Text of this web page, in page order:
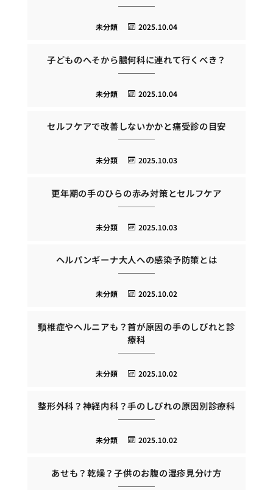
2025.10.04
未分類
子どものへそから膿何科に連れて行くべき？
2025.10.04
未分類
セルフケアで改善しないかかと痛受診の目安
2025.10.03
未分類
更年期の手のひらの赤み対策とセルフケア
2025.10.03
未分類
ヘルパンギーナ大人への感染予防策とは
2025.10.02
未分類
頸椎症やヘルニアも？首が原因の手のしびれと診
療科
2025.10.02
未分類
整形外科？神経内科？手のしびれの原因別診療科
2025.10.02
未分類
あせも？乾燥？子供のお腹の湿疹見分け方